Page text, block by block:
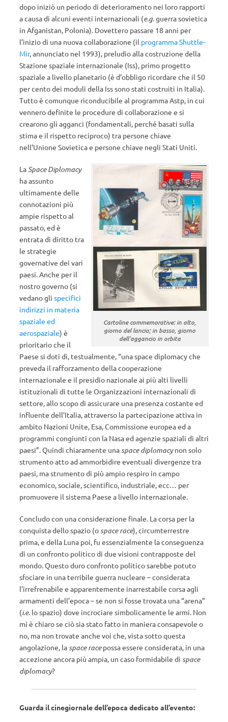
dopo iniziò un periodo di deterioramento nei loro rapporti
a causa di alcuni eventi internazionali (e.g.guerra sovietica
in Afganistan, Polonia). Dovettero passare 18 anni per
l’inizio di una nuova collaborazione (il programma Shuttle-
Mir, annunciato nel 1993), preludio alla costruzione della
Stazione spaziale internazionale (Iss), primo progetto
spaziale a livello planetario (è d’obbligo ricordare che il 50
per cento dei moduli della Iss sono stati costruiti in Italia).
Tutto è comunque riconducibile al programma Astp, in cui
vennero definite le procedure di collaborazione e si
crearono gli agganci (fondamentali, perché basati sulla
stima e il rispetto reciproco) tra persone chiave
nell’Unione Sovietica e persone chiave negli Stati Uniti.
Cartoline commemorative: in alto,
giorno del lancio; in basso, giorno
dell’aggancio in orbita
LaSpace Diplomacy
ha assunto
ultimamente delle
connotazioni più
ampie rispetto al
passato, ed è
entrata di diritto tra
le strategie
governative dei vari
paesi. Anche per il
nostro governo (si
vedano gli specifici
indirizzi in materia
spaziale ed
aerospaziale) è
prioritario che il
Paese si doti di, testualmente, “una space diplomacy che
preveda il rafforzamento della cooperazione
internazionale e il presidio nazionale ai più alti livelli
istituzionali di tutte le Organizzazioni internazionali di
settore, allo scopo di assicurare una presenza costante ed
influente dell’Italia, attraverso la partecipazione attiva in
ambito Nazioni Unite, Esa, Commissione europea ed a
programmi congiunti con la Nasa ed agenzie spaziali di altri
paesi”. Quindi chiaramente unaspace diplomacynon solo
strumento atto ad ammorbidire eventuali divergenze tra
paesi, ma strumento di più ampio respiro in campo
economico, sociale, scientifico, industriale, ecc… per
promuovere il sistema Paese a livello internazionale.
Concludo con una considerazione finale. La corsa per la
conquista dello spazio (ospace race), circumterrestre
prima, e della Luna poi, fu essenzialmente la conseguenza
di un confronto politico di due visioni contrapposte del
mondo. Questo duro confronto politico sarebbe potuto
sfociare in una terribile guerra nucleare – considerata
l’irrefrenabile e apparentemente inarrestabile corsa agli
armamenti dell’epoca – se non si fosse trovata una “arena”
(i.e. lo spazio) dove incrociare simbolicamente le armi. Non
mi è chiaro se ciò sia stato fatto in maniera consapevole o
no, ma non trovate anche voi che, vista sotto questa
angolazione, laspace racepossa essere considerata, in una
accezione ancora più ampia, un caso formidabile di space
diplomacy?
Guarda il cinegiornale dell’epoca dedicato all’evento: